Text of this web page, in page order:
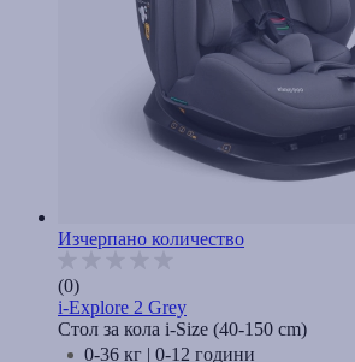
Изчерпано количество
(0)
i-Explore 2 Grey
Стол за кола i-Size (40-150 cm)
0-36 кг | 0-12 години